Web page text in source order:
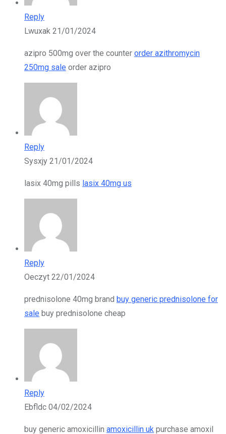
Reply
Lwuxak 21/01/2024
azipro 500mg over the counter order azithromycin
250mg sale order azipro
Reply
Sysxjy 21/01/2024
lasix 40mg pills lasix 40mg us
Reply
Oeczyt 22/01/2024
prednisolone 40mg brand buy generic prednisolone for
sale buy prednisolone cheap
Reply
Ebfldc 04/02/2024
buy generic amoxicillin amoxicillin uk purchase amoxil